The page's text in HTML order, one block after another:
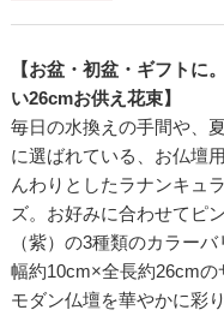
【お盆・初盆・ギフトに
い26cmお供え花束】
毎日の水換えの手間や、
に選ばれている、お仏壇
んわりとしたラナンキュ
ズ。お好みに合わせてピ
（紫）の3種類のカラー
幅約10cm×全長約26cmの
モダン仏壇を華やかに彩